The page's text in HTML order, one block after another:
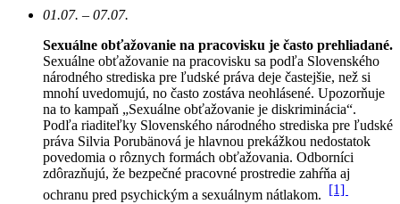
01.07. – 07.07.
Sexuálne obťažovanie na pracovisku je často prehliadané.
Sexuálne obťažovanie na pracovisku sa podľa Slovenského
národného strediska pre ľudské práva deje častejšie, než si
mnohí uvedomujú, no často zostáva neohlásené. Upozorňuje
na to kampaň „Sexuálne obťažovanie je diskriminácia“.
Podľa riaditeľky Slovenského národného strediska pre ľudské
práva Silvia Porubänová je hlavnou prekážkou nedostatok
povedomia o rôznych formách obťažovania. Odborníci
zdôrazňujú, že bezpečné pracovné prostredie zahŕňa aj
ochranu pred psychickým a sexuálnym nátlakom. [1]